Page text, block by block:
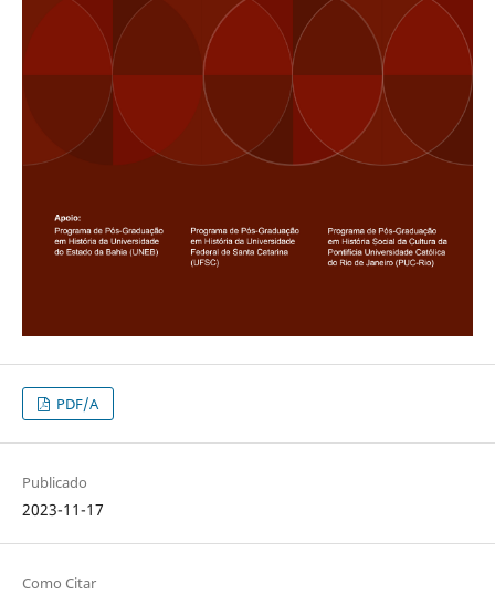
PDF/A
Publicado
2023-11-17
Como Citar